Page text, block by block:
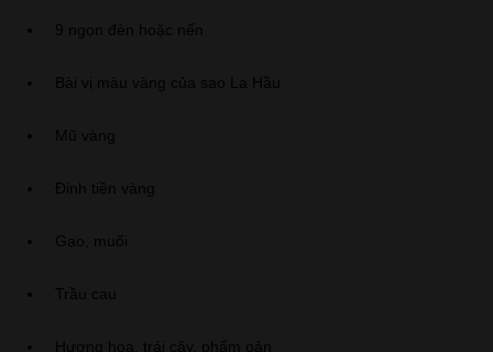
9 ngọn đèn hoặc nến
Bài vị màu vàng của sao La Hầu
Mũ vàng
Đinh tiền vàng
Gạo, muối
Trầu cau
Hương hoa, trái cây, phẩm oản